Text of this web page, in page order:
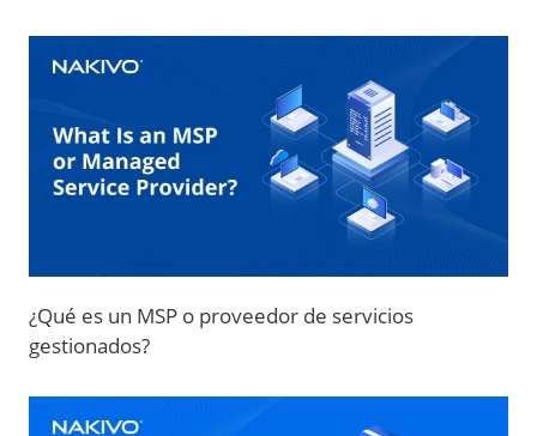
¿Qué es un MSP o proveedor de servicios
gestionados?